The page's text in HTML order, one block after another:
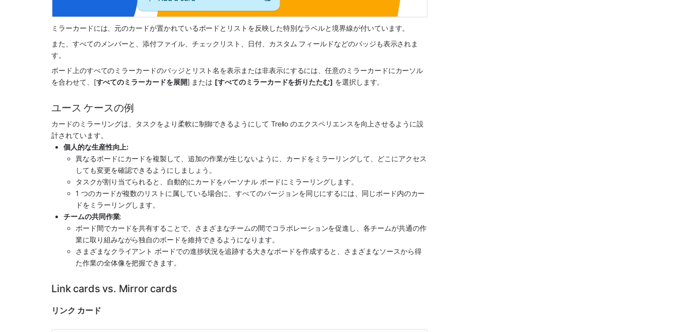
ミラーカードには、元のカードが置かれているボードとリストを反映した特別なラベルと境界線が付いています。
また、すべてのメンバーと、添付ファイル、チェックリスト、日付、カスタム フィールドなどのバッジも表示されま
す。
ボード上のすべてのミラーカードのバッジとリスト名を表示または非表示にするには、任意のミラーカードにカーソル
を合わせて、[すべてのミラーカードを展開] または [すべてのミラーカードを折りたたむ] を選択します。
ユース ケースの例
カードのミラーリングは、タスクをより柔軟に制御できるようにして Trello のエクスペリエンスを向上させるように設
計されています。
個人的な生産性向上:
異なるボードにカードを複製して、追加の作業が生じないように、カードをミラーリングして、どこにアクセス
しても変更を確認できるようにしましょう。
タスクが割り当てられると、自動的にカードをパーソナル ボードにミラーリングします。
1 つのカードが複数のリストに属している場合に、すべてのバージョンを同じにするには、同じボード内のカー
ドをミラーリングします。
チームの共同作業:
ボード間でカードを共有することで、さまざまなチームの間でコラボレーションを促進し、各チームが共通の作
業に取り組みながら独自のボードを維持できるようになります。
さまざまなクライアント ボードでの進捗状況を追跡する大きなボードを作成すると、さまざまなソースから得
た作業の全体像を把握できます。
Link cards vs. Mirror cards
リンク カード